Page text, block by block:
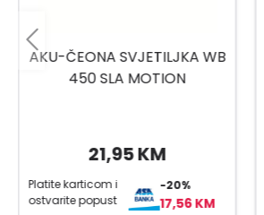
AKU SVJETILJKA 12 LEDS
400LM
80,00 KM
Platite karticom i
ostvarite popust
-20%
64,00 KM